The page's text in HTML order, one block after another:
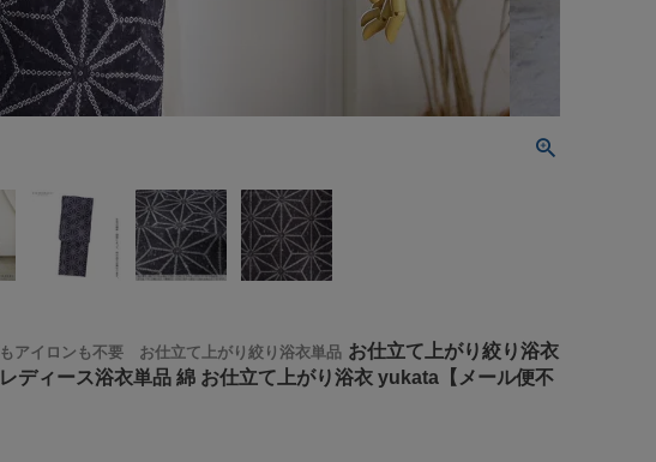
アイロンも不要 お仕立て上がり絞り浴衣単品 お仕立て上がり絞り浴衣
ディース浴衣単品 綿 お仕立て上がり浴衣 yukata【メール便不